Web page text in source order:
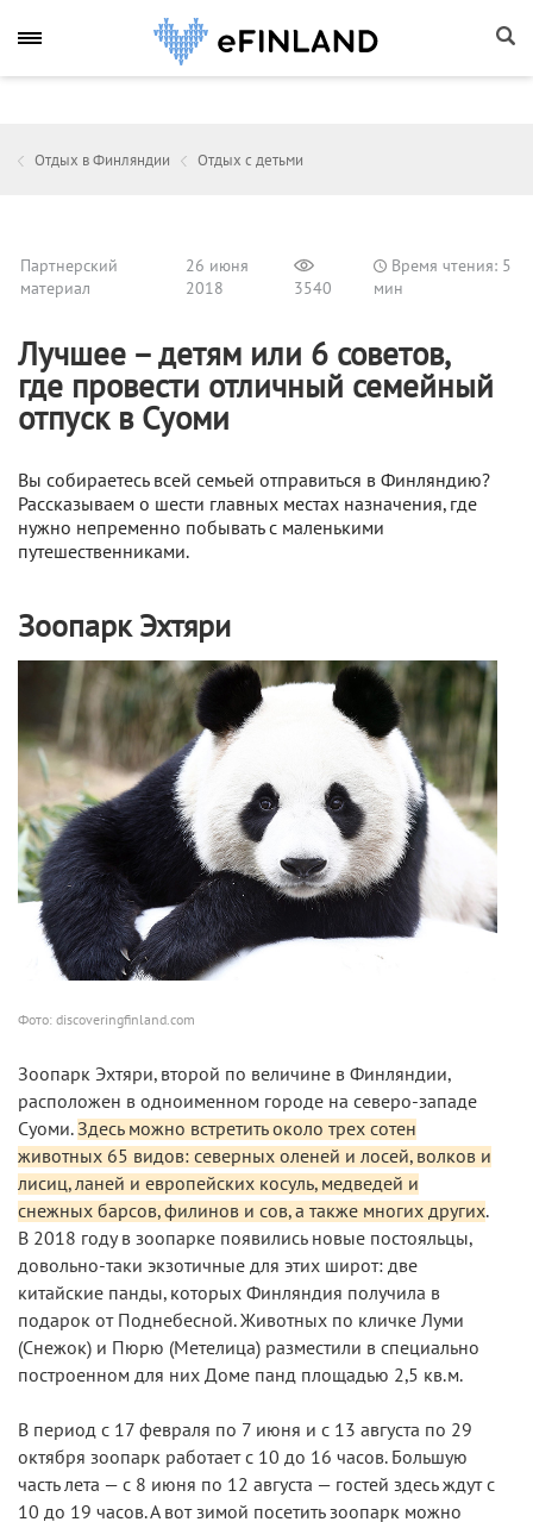
Отдых в Финляндии Отдых с детьми
Партнерский
материал
26 июня
2018
3540
Время чтения: 5
мин
Лучшее – детям или 6 советов,
где провести отличный семейный
отпуск в Суоми
Вы собираетесь всей семьей отправиться в Финляндию?
Рассказываем о шести главных местах назначения, где
нужно непременно побывать с маленькими
путешественниками.
Зоопарк Эхтяри
Фото: discoveringfinland.com
Зоопарк Эхтяри, второй по величине в Финляндии,
расположен в одноименном городе на северо-западе
Суоми.Здесь можно встретить около трех сотен
животных 65 видов: северных оленей и лосей, волков и
лисиц, ланей и европейских косуль, медведей и
снежных барсов, филинов и сов, а также многих других.
В 2018 году в зоопарке появились новые постояльцы,
довольно-таки экзотичные для этих широт: две
китайские панды, которых Финляндия получила в
подарок от Поднебесной. Животных по кличке Луми
(Снежок) и Пюрю (Метелица) разместили в специально
построенном для них Доме панд площадью 2,5 кв.м.
В период с 17 февраля по 7 июня и с 13 августа по 29
октября зоопарк работает с 10 до 16 часов. Большую
часть лета — с 8 июня по 12 августа — гостей здесь ждут с
10 до 19 часов. А вот зимой посетить зоопарк можно